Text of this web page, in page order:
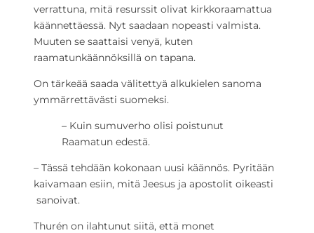
verrattuna, mitä resurssit olivat kirkkoraamattua
käännettäessä. Nyt saadaan nopeasti valmista.
Muuten se saattaisi venyä, kuten
raamatunkäännöksillä on tapana.
On tärkeää saada välitettyä alkukielen sanoma
ymmärrettävästi suomeksi.
– Kuin sumuverho olisi poistunut
Raamatun edestä.
– Tässä tehdään kokonaan uusi käännös. Pyritään
kaivamaan esiin, mitä Jeesus ja apostolit oikeasti
sanoivat.
Thurén on ilahtunut siitä, että monet